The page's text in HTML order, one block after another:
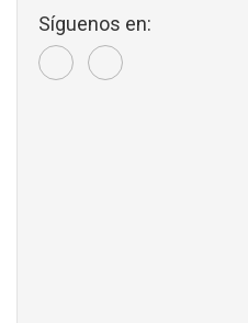
Síguenos en: